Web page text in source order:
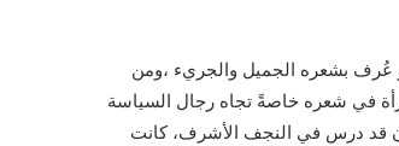
عُرف بشعره الجميل والجريء ،ومن
في شعره خاصةً تجاه رجال السياسة
قد درس في النجف الأشرف، كانت